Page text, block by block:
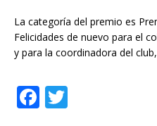
La categoría del premio es
Felicidades de nuevo para el
y para la coordinadora del
F